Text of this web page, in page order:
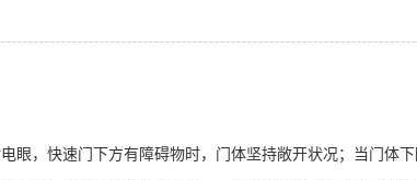
眼，快速门下方有障碍物时，门体坚持敞开状况；当门体